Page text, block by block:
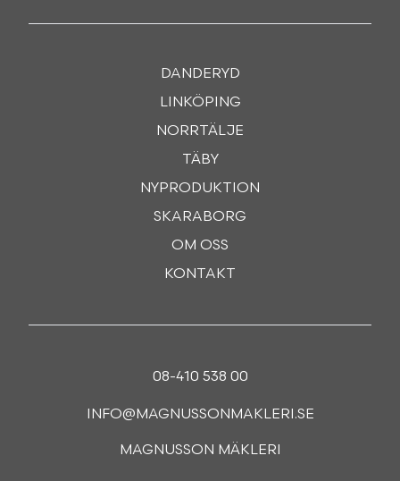
DANDERYD
LINKÖPING
NORRTÄLJE
TÄBY
NYPRODUKTION
SKARABORG
OM OSS
KONTAKT
08-410 538 00
INFO@MAGNUSSONMAKLERI.SE
MAGNUSSON MÄKLERI